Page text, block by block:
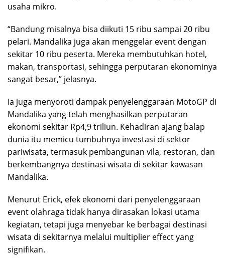
usaha mikro.
“Bandung misalnya bisa diikuti 15 ribu sampai 20 ribu
pelari. Mandalika juga akan menggelar event dengan
sekitar 10 ribu peserta. Mereka membutuhkan hotel,
makan, transportasi, sehingga perputaran ekonominya
sangat besar,” jelasnya.
Ia juga menyoroti dampak penyelenggaraan MotoGP di
Mandalika yang telah menghasilkan perputaran
ekonomi sekitar Rp4,9 triliun. Kehadiran ajang balap
dunia itu memicu tumbuhnya investasi di sektor
pariwisata, termasuk pembangunan vila, restoran, dan
berkembangnya destinasi wisata di sekitar kawasan
Mandalika.
Menurut Erick, efek ekonomi dari penyelenggaraan
event olahraga tidak hanya dirasakan lokasi utama
kegiatan, tetapi juga menyebar ke berbagai destinasi
wisata di sekitarnya melalui multiplier effect yang
signifikan.